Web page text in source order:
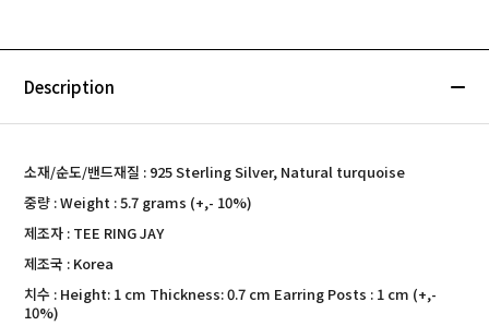
Description
소재/순도/밴드재질 : 925 Sterling Silver, Natural turquoise
중량 : Weight : 5.7 grams (+,- 10%)
제조자 : TEE RING JAY
제조국 : Korea
치수 : Height: 1 cm Thickness: 0.7 cm Earring Posts : 1 cm (+,-
10%)